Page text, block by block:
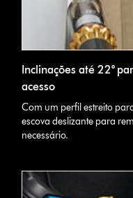
Inclinações até 22°
acesso
Com um perfil estreito
escova deslizante para
necessário.